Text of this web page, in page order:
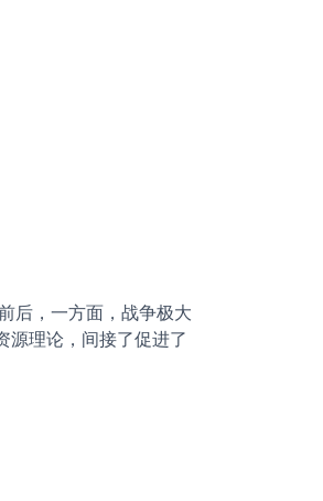
后，一方面，战争极大
源理论，间接了促进了